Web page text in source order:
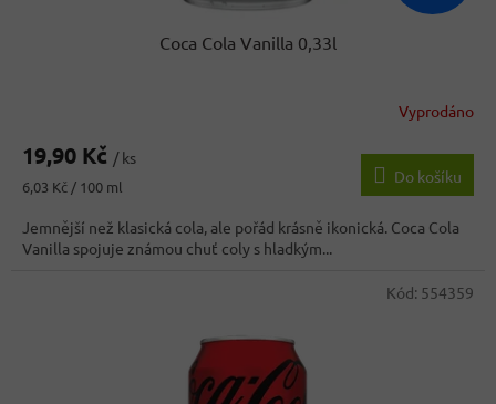
Coca Cola Vanilla 0,33l
produktu
5,0
z
5
hvězdiček.
Vyprodáno
19,90 Kč / ks
Měrná
6,03 Kč / 100 ml
Do košíku
Jemnější než klasická cola, ale pořád krásně ikonická. Coca Cola
Vanilla spojuje známou chuť coly s hladkým...
Kód: 554359